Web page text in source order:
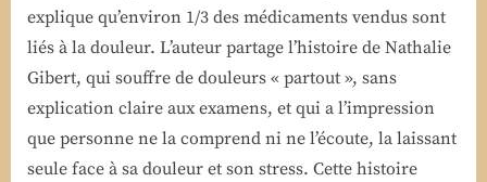
explique qu’environ 1/3 des médicaments vendus sont
liés à la douleur. L’auteur partage l’histoire de Nathalie
Gibert, qui souffre de douleurs « partout », sans
explication claire aux examens, et qui a l’impression
que personne ne la comprend ni ne l’écoute, la laissant
seule face à sa douleur et son stress. Cette histoire